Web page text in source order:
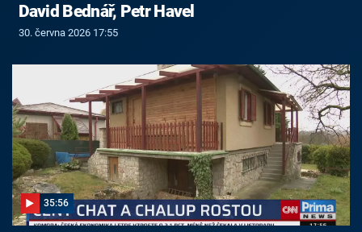
David Bednář, Petr Havel
30. června 2026 17:55
35:56